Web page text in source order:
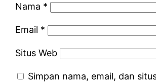
Nama *
Email *
Situs Web
Simpan nama, email, dan